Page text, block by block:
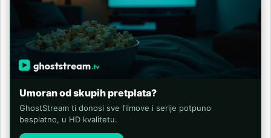
Umoran od skupih pretplata?
GhostStream ti donosi sve filmove i serije potpuno
besplatno, u HD kvalitetu.